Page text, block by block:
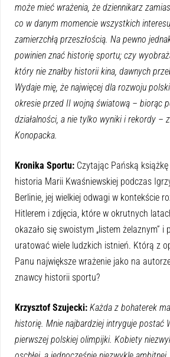
może mieć wrażenia, że dziennikarz
co w danym momencie wszystkich
zamierzchłą przeszłością. Na pewno
powinien znać historię sportu; czy
który nie znałby historii kina, dawnych
Wydaje mię, że najwięcej dla rozwoju
okresie przed II wojną światową – biorąc
działalności, a nie tylko wyniki i rekordy –
Konopacka.
Kronika Sportu: Czytając Pańską
historia Marii Kwaśniewskiej podczas
Berlinie, jej wielkiej odwagi w kontekście
Hitlerem i zdjęcia, które w okrutnych
okazało się swoistym „listem żelaznym” i
uratować wiele ludzkich istnień. Którą z
Panu największe wrażenie jako na
znawcy historii sportu?
Krzysztof Szujecki: Każda z bohaterek
historię. Mnie najbardziej intryguje postać
pierwszej polskiej olimpijki. Kobiety